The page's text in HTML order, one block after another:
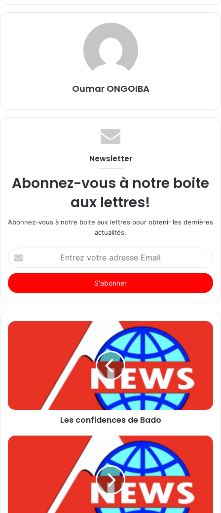
Oumar ONGOIBA
Newsletter
Abonnez-vous à notre boite
aux lettres!
Abonnez-vous à notre boite aux lettres pour obtenir les dernières
actualités.
Entrez
votre
adresse
Email
Les confidences de Bado